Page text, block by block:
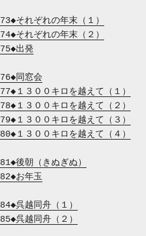
73◆それぞれの年末（１）
74◆それぞれの年末（２）
75◆出発
76◆同窓会
77◆１３００キロを越えて（１）
78◆１３００キロを越えて（２）
79◆１３００キロを越えて（３）
80◆１３００キロを越えて（４）
81◆後朝（きぬぎぬ）
82◆お年玉
84◆呉越同舟（１）
85◆呉越同舟（２）